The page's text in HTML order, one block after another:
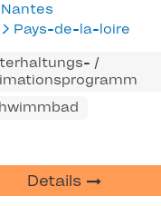
Nantes
Pays-de-la-loire
/
Details